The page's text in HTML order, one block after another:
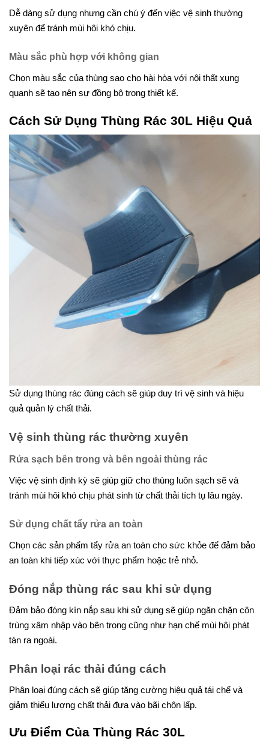
Dễ dàng sử dụng nhưng cần chú ý đến việc vệ sinh thường
xuyên để tránh mùi hôi khó chịu.
Màu sắc phù hợp với không gian
Chọn màu sắc của thùng sao cho hài hòa với nội thất xung
quanh sẽ tạo nên sự đồng bộ trong thiết kế.
Cách Sử Dụng Thùng Rác 30L Hiệu Quả
Sử dụng thùng rác đúng cách sẽ giúp duy trì vệ sinh và hiệu
quả quản lý chất thải.
Vệ sinh thùng rác thường xuyên
Rửa sạch bên trong và bên ngoài thùng rác
Việc vệ sinh định kỳ sẽ giúp giữ cho thùng luôn sạch sẽ và
tránh mùi hôi khó chịu phát sinh từ chất thải tích tụ lâu ngày.
Sử dụng chất tẩy rửa an toàn
Chọn các sản phẩm tẩy rửa an toàn cho sức khỏe để đảm bảo
an toàn khi tiếp xúc với thực phẩm hoặc trẻ nhỏ.
Đóng nắp thùng rác sau khi sử dụng
Đảm bảo đóng kín nắp sau khi sử dụng sẽ giúp ngăn chặn côn
trùng xâm nhập vào bên trong cũng như hạn chế mùi hôi phát
tán ra ngoài.
Phân loại rác thải đúng cách
Phân loại đúng cách sẽ giúp tăng cường hiệu quả tái chế và
giảm thiểu lượng chất thải đưa vào bãi chôn lấp.
Ưu Điểm Của Thùng Rác 30L